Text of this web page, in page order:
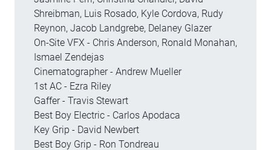
Shreibman, Luis Rosado, Kyle Cordova, Rudy
Reynon, Jacob Landgrebe, Delaney Glazer
On-Site VFX - Chris Anderson, Ronald Monahan,
Ismael Zendejas
Cinematographer - Andrew Mueller
1st AC - Ezra Riley
Gaffer - Travis Stewart
Best Boy Electric - Carlos Apodaca
Key Grip - David Newbert
Best Boy Grip - Ron Tondreau